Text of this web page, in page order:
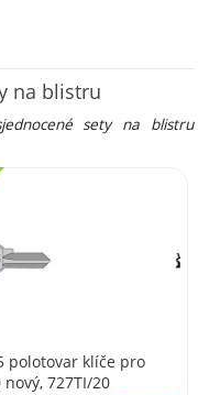
na blistru
sety na blistru
polotovar klíče pro
nový, 727TI/20